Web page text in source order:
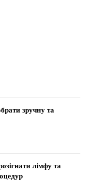
зручну та
лімфу та